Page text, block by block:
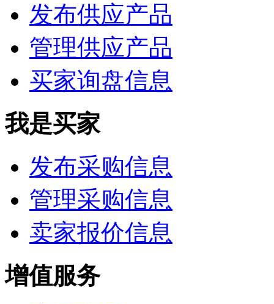
发布供应产品
管理供应产品
买家询盘信息
我是买家
发布采购信息
管理采购信息
卖家报价信息
增值服务